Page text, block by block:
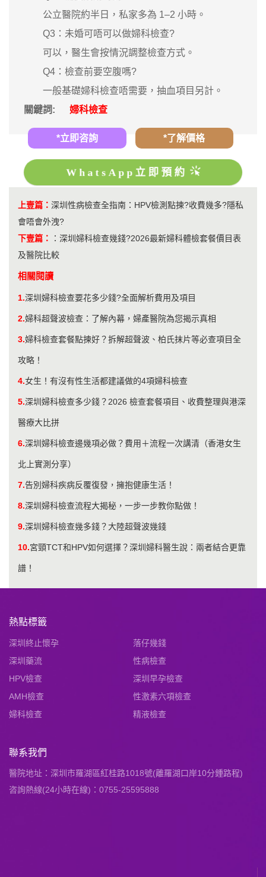
公立醫院約半日，私家多為 1–2 小時。
Q3：未婚可唔可以做婦科檢查?
可以，醫生會按情況調整檢查方式。
Q4：檢查前要空腹嗎?
一般基礎婦科檢查唔需要，抽血項目另計。
關鍵詞:
婦科檢查
*立即咨詢 *了解價格
WhatsApp立即預約
上壹篇： 深圳性病檢查全指南：HPV檢測點揀?收費幾多?隱私
會唔會外洩?
下壹篇：
： 深圳婦科檢查幾錢?2026最新婦科體檢套餐價目表
及醫院比較
相關閱讀
1.深圳婦科檢查要花多少錢?全面解析費用及項目
2.婦科超聲波檢查：了解內幕，婦產醫院為您揭示真相
3.婦科檢查套餐點揀好？拆解超聲波、柏氏抹片等必查項目全
攻略！
4.女生！有沒有性生活都建議做的4項婦科檢查
5.深圳婦科檢查多少錢？2026 檢查套餐項目、收費整理與港深
醫療大比拼
6.深圳婦科檢查邊幾項必做？費用＋流程一次講清（香港女生
北上實測分享）
7.告別婦科疾病反覆復發，擁抱健康生活！
8.深圳婦科檢查流程大揭秘，一步一步教你點做！
9.深圳婦科檢查幾多錢？大陸超聲波幾錢
10.宮頸TCT和HPV如何選擇？深圳婦科醫生說：兩者結合更靠
譜！
熱點標籤
深圳終止懷孕
落仔幾錢
深圳藥流
性病檢查
HPV檢查
深圳早孕檢查
AMH檢查
性激素六項檢查
婦科檢查
精液檢查
聯系我們
醫院地址：深圳市羅湖區紅桂路1018號(離羅湖口岸10分鍾路程)
咨詢熱線(24小時在線)：0755-25595888